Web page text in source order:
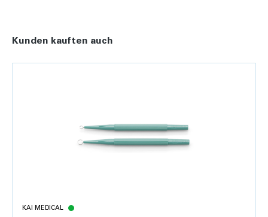
Kunden kauften auch
KAI MEDICAL